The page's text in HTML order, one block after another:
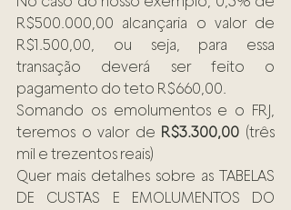
R$500.000,00 alcançaria o valor de
R$1.500,00, ou seja, para essa
transação deverá ser feito o
pagamento do teto R$660,00.
Somando os emolumentos e o FRJ,
teremos o valor de R$3.300,00 (três
mil e trezentos reais)
Quer mais detalhes sobre as TABELAS
DE CUSTAS E EMOLUMENTOS DO